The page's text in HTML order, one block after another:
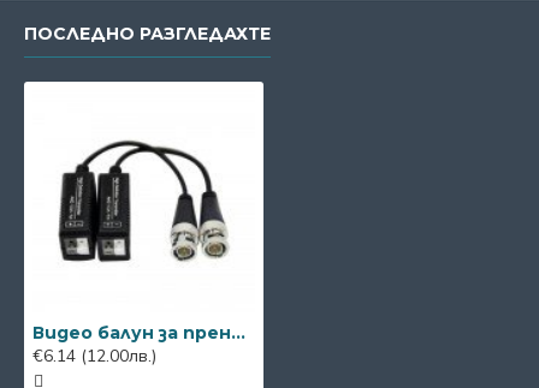
ПОСЛЕДНО РАЗГЛЕДАХТЕ
Видео балун за пренос на видео сигнал 300m/600m
€6.14 (12.00лв.)